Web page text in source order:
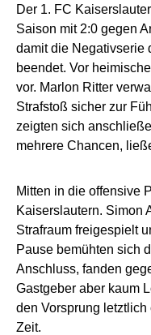
Der 1. FC
Saison mit 2:0 gegen
damit die Negativserie
beendet. Vor
vor. Marlon Ritter
Strafstoß sicher zur
zeigten sich
mehrere Chancen,
Mitten in die offensive
Kaiserslautern. Simon
Strafraum freigespielt
Pause bemühten sich
Anschluss, fanden
Gastgeber aber kaum
den Vorsprung
Zeit.